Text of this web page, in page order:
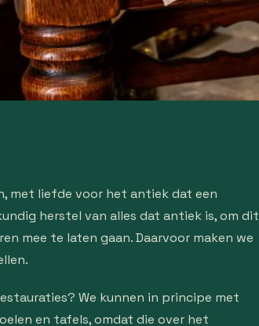
met liefde voor het antiek dat een
herstel van alles dat antiek is, om dit
mee te laten gaan. Daarvoor maken we
We kunnen in principe met
en tafels, omdat die over het